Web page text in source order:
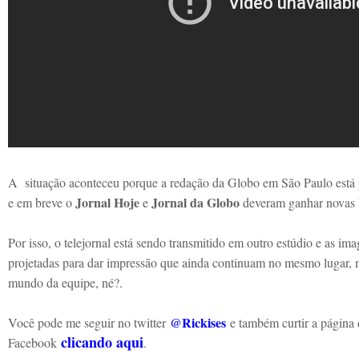
A situação aconteceu porque a redação da Globo em São Paulo
e em breve oJornal HojeeJornal da Globodeveram ganhar
Por isso, o telejornal está sendo transmitido em outro estúdio e as
projetadas para dar impressão que ainda continuam no mesmo
mundo da equipe, né?.
Você pode me seguir no twitter @Rickises e também curtir a
Facebook clicando aqui.